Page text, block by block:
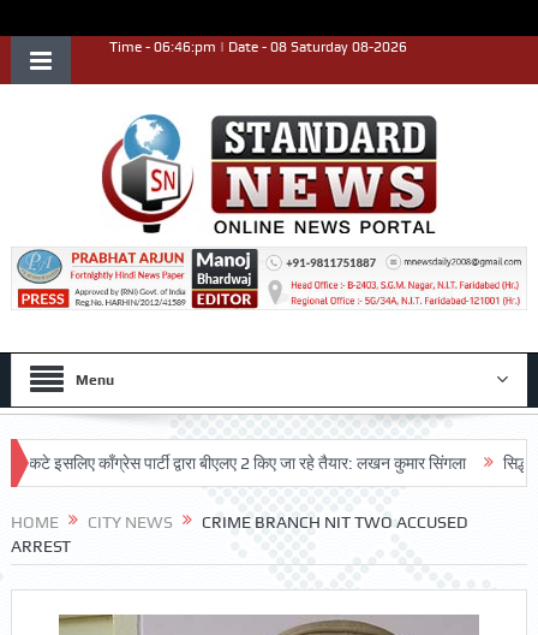
Time - 06:46:pm | Date - 08 Saturday 08-2026
Menu
काँग्रेस पार्टी द्वारा बीएलए 2 किए जा रहे तैयार: लखन कुमार सिंगला सिद्धपीठ
HOME CITY NEWS
CRIME BRANCH NIT TWO ACCUSED
ARREST